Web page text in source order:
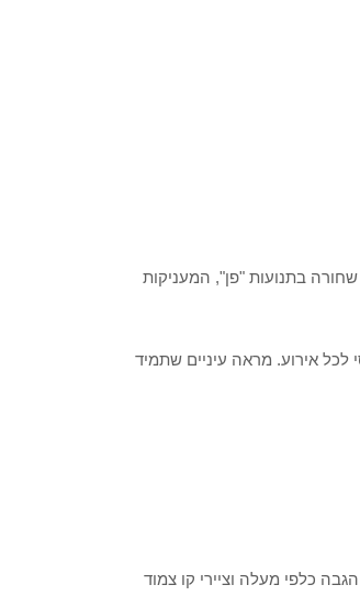
בתנועות "פן", המעניקות
לכל אירוע. מראה עיניים שתמיד
כלפי מעלה וציירי קו צמוד